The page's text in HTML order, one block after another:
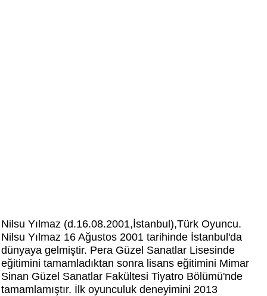
Nilsu Yılmaz (d.16.08.2001,İstanbul),Türk Oyuncu.
Nilsu Yılmaz 16 Ağustos 2001 tarihinde İstanbul'da
dünyaya gelmiştir. Pera Güzel Sanatlar Lisesinde
eğitimini tamamladıktan sonra lisans eğitimini Mimar
Sinan Güzel Sanatlar Fakültesi Tiyatro Bölümü'nde
tamamlamıştır. İlk oyunculuk deneyimini 2013